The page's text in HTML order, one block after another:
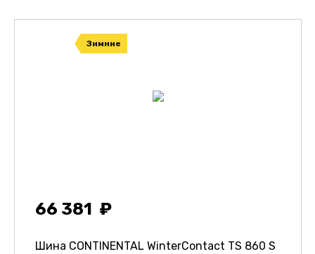
Зимние
66 381
Шина CONTINENTAL WinterContact TS 860 S